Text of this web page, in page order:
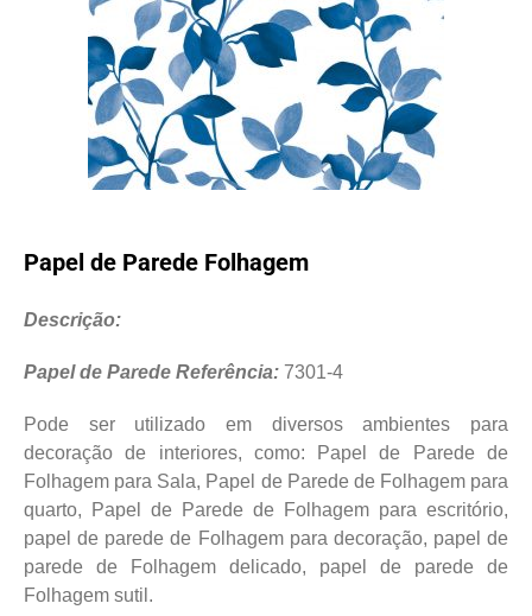
Papel de Parede Folhagem
Descrição:
Papel de Parede Referência: 7301-4
Pode ser utilizado em diversos ambientes para
decoração de interiores, como: Papel de Parede de
Folhagem para Sala, Papel de Parede de Folhagem para
quarto, Papel de Parede de Folhagem para escritório,
papel de parede de Folhagem para decoração, papel de
parede de Folhagem delicado, papel de parede de
Folhagem sutil.